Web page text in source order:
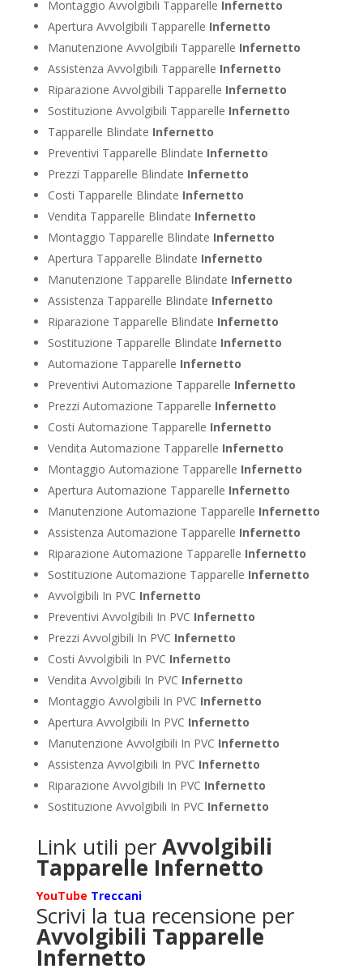
Montaggio Avvolgibili Tapparelle Infernetto
Apertura Avvolgibili Tapparelle Infernetto
Manutenzione Avvolgibili Tapparelle Infernetto
Assistenza Avvolgibili Tapparelle Infernetto
Riparazione Avvolgibili Tapparelle Infernetto
Sostituzione Avvolgibili Tapparelle Infernetto
Tapparelle Blindate Infernetto
Preventivi Tapparelle Blindate Infernetto
Prezzi Tapparelle Blindate Infernetto
Costi Tapparelle Blindate Infernetto
Vendita Tapparelle Blindate Infernetto
Montaggio Tapparelle Blindate Infernetto
Apertura Tapparelle Blindate Infernetto
Manutenzione Tapparelle Blindate Infernetto
Assistenza Tapparelle Blindate Infernetto
Riparazione Tapparelle Blindate Infernetto
Sostituzione Tapparelle Blindate Infernetto
Automazione Tapparelle Infernetto
Preventivi Automazione Tapparelle Infernetto
Prezzi Automazione Tapparelle Infernetto
Costi Automazione Tapparelle Infernetto
Vendita Automazione Tapparelle Infernetto
Montaggio Automazione Tapparelle Infernetto
Apertura Automazione Tapparelle Infernetto
Manutenzione Automazione Tapparelle Infernetto
Assistenza Automazione Tapparelle Infernetto
Riparazione Automazione Tapparelle Infernetto
Sostituzione Automazione Tapparelle Infernetto
Avvolgibili In PVC Infernetto
Preventivi Avvolgibili In PVC Infernetto
Prezzi Avvolgibili In PVC Infernetto
Costi Avvolgibili In PVC Infernetto
Vendita Avvolgibili In PVC Infernetto
Montaggio Avvolgibili In PVC Infernetto
Apertura Avvolgibili In PVC Infernetto
Manutenzione Avvolgibili In PVC Infernetto
Assistenza Avvolgibili In PVC Infernetto
Riparazione Avvolgibili In PVC Infernetto
Sostituzione Avvolgibili In PVC Infernetto
Link utili perAvvolgibili
Tapparelle Infernetto
YouTube Treccani
Scrivi la tua recensione per
Avvolgibili Tapparelle
Infernetto